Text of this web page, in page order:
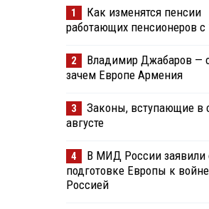
1
Как изменятся пенсии
работающих пенсионеров с
2
Владимир Джабаров —
зачем Европе Армения
3
Законы, вступающие в
августе
4
В МИД России заявили
подготовке Европы к
Россией